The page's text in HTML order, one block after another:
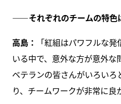
――それぞれのチームの特色
高島：
「紅組はパワフルな
いる中で、意外な方が意外な
ベテランの皆さんがいろい
り、チームワークが非常に良